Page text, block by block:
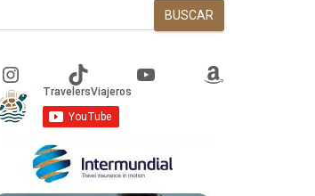
BUSCAR
Instagram TikTok YouTube Amazon